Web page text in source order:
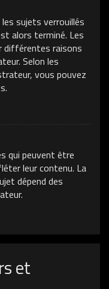
sujets verrouillés
alors terminé. Les
différentes raisons
Selon les
vous pouvez
qui peuvent être
leur contenu. La
dépend des
et